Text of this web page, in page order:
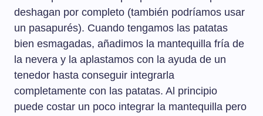
deshagan por completo (también podríamos usar
un pasapurés). Cuando tengamos las patatas
bien esmagadas, añadimos la mantequilla fría de
la nevera y la aplastamos con la ayuda de un
tenedor hasta conseguir integrarla
completamente con las patatas. Al principio
puede costar un poco integrar la mantequilla pero